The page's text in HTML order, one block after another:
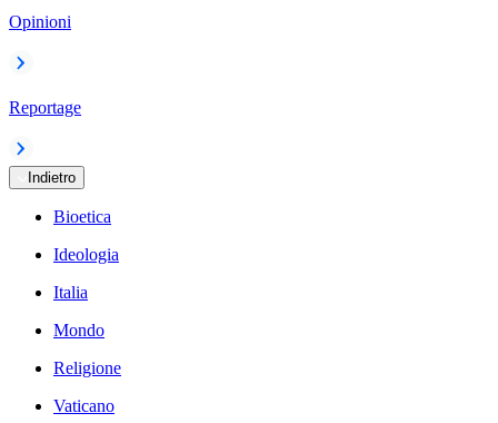
Opinioni
Reportage
Indietro
Bioetica
Ideologia
Italia
Mondo
Religione
Vaticano